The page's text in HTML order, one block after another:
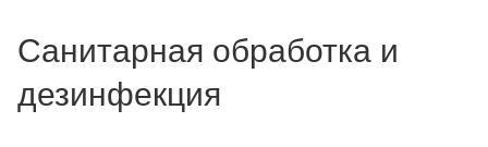
Санитарная обработка и
дезинфекция